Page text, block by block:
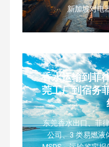
新加坡对电
香水运输到菲
莞工厂到宿务
东莞香水出口、菲
公司、3 类易燃液